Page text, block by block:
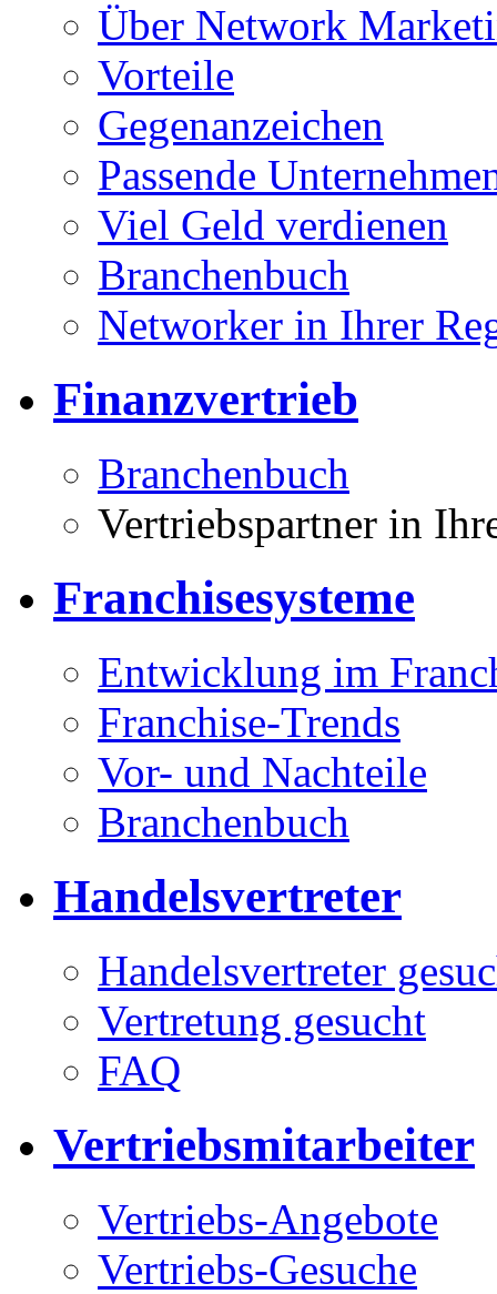
Über Network
Vorteile
Gegenanzeichen
Passende
Viel Geld verdienen
Branchenbuch
Networker in Ihrer
Finanzvertrieb
Branchenbuch
Vertriebspartner in
Franchisesysteme
Entwicklung im
Franchise-Trends
Vor- und Nachteile
Branchenbuch
Handelsvertreter
Handelsvertreter
Vertretung gesucht
FAQ
Vertriebsmitarbeiter
Vertriebs-Angebote
Vertriebs-Gesuche